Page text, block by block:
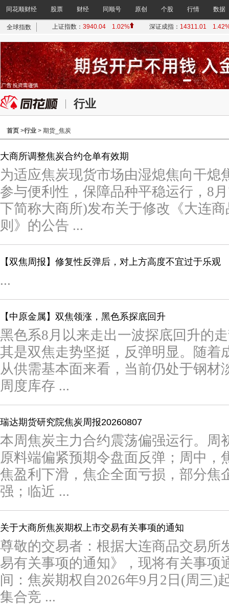
同花顺财经 股票 财经 同顺号 原创 个股 行情 数据
行业
首页 >行业 > 期货_焦炭
大商所调整焦炭合约仓单有效期
为适应焦炭现货市场由湿熄焦向干熄
参与便利性，保障品种平稳运行，8
下简称大商所)发布关于修改《大连
则》的公告 ...
【双焦周报】修复性反弹后，对上方高度不宜过于乐观
...
【中原金属】双焦领涨，黑色系探底回升
黑色系8月以来走出一波探底回升的
其是双焦走势坚挺，反弹明显。随着
从供需基本面来看，当前仍处于钢材
周度库存 ...
瑞达期货研究院焦炭周报20260807
本周焦炭主力合约震荡偏强运行。周
原料端偏紧预期令盘面反弹；周中，
焦盈利下滑，焦企全面亏损，部分焦
强；临近 ...
关于大商所焦炭期权上市交易有关事项的通知
尊敬的交易者：根据大连商品交易所
易有关事项的通知》，现将有关事项
间：焦炭期权自2026年9月2日(周三)
集合竞 ...